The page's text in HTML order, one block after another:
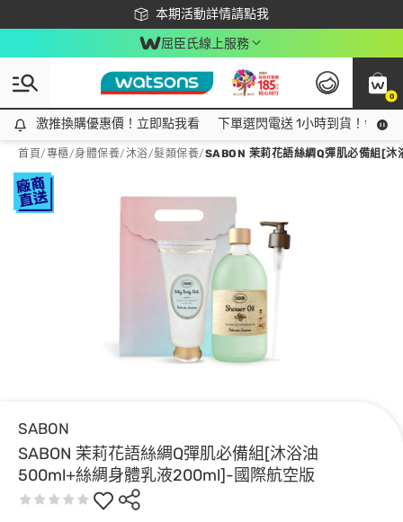
本期活動詳情請點我
下載app最高回饋$350
屈臣氏線上服務
0
激推換購優惠價！立即點我看
激推換購優惠價！立即點我看 下單選閃電送 1小時到貨！領神
首頁/專櫃/身體保養/沐浴/髮類保養/SABON 茉莉花語絲綢Q彈肌必備組[
SABON
SABON 茉莉花語絲綢Q彈肌必備組[沐浴油
500ml+絲綢身體乳液200ml]-國際航空版